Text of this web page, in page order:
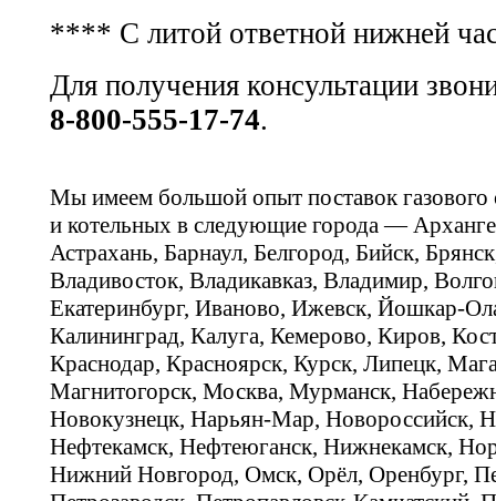
**** С литой ответной нижней
Для получения консультации
8-800-555-17-74.
Мы имеем большой опыт поставок газового
и котельных в следующие города —
Астрахань, Барнаул, Белгород, Бийск,
Владивосток, Владикавказ, Владимир,
Екатеринбург, Иваново, Ижевск, Йошкар-
Калининград, Калуга, Кемерово, Киров,
Краснодар, Красноярск, Курск, Липецк,
Магнитогорск, Москва, Мурманск,
Новокузнецк, Нарьян-Мар, Новороссийск,
Нефтекамск, Нефтеюганск, Нижнекамск,
Нижний Новгород, Омск, Орёл, Оренбург,